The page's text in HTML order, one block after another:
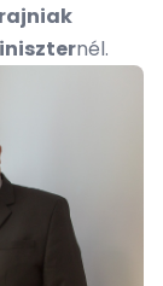
nél.